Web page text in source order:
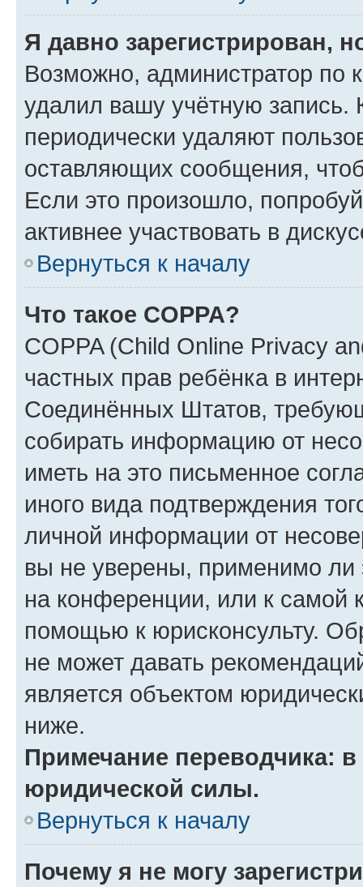
Я давно зарегистрирован,
Возможно, администратор по
удалил вашу учётную запись.
периодически удаляют
оставляющих сообщения,
Если это произошло,
активнее участвовать в
Вернуться к началу
Что такое COPPA?
COPPA (Child Online Privacy
частных прав ребёнка в
Соединённых Штатов,
собирать информацию от
иметь на это письменное
иного вида подтверждения
личной информации от
вы не уверены, применимо ли
на конференции, или к самой
помощью к юрисконсульту.
не может давать
является объектом
ниже.
Примечание переводчика:
юридической силы.
Вернуться к началу
Почему я не могу